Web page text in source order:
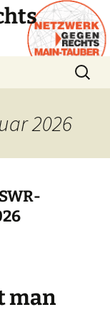
Suchen
nach:
2026
man